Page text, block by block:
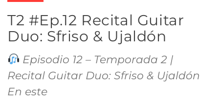
T2 #Ep.12 Recital Guitar
Duo: Sfriso & Ujaldón
Episodio 12 – Temporada 2 |
Recital Guitar Duo: Sfriso & Ujaldón
En este